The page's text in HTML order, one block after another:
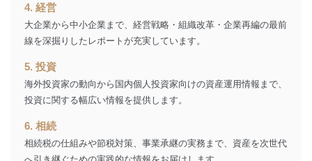
等をご利用の方の
個人情報
に関するご案内のため
7
SNS公式アカウン
トに登録された方
の個人情報
当社のサービス利用状況の把握お
処、オペレーター教育など応対品
その他当社のプライバシーポリシ
※上記の利用目的のうちNo.1～5については保有個人デ
4. 経営
大企業から中小企業まで、経営戦略・組織改革・企業再編の最前
線を深掘りしたレポートが充実しています。
5. 投資
海外投資家の動向から国内個人投資家向けの資産運用情報まで、
投資に関する幅広い情報を提供します。
6. 相続
相続税の仕組みや節税対策、事業承継の実務まで、資産を次世代